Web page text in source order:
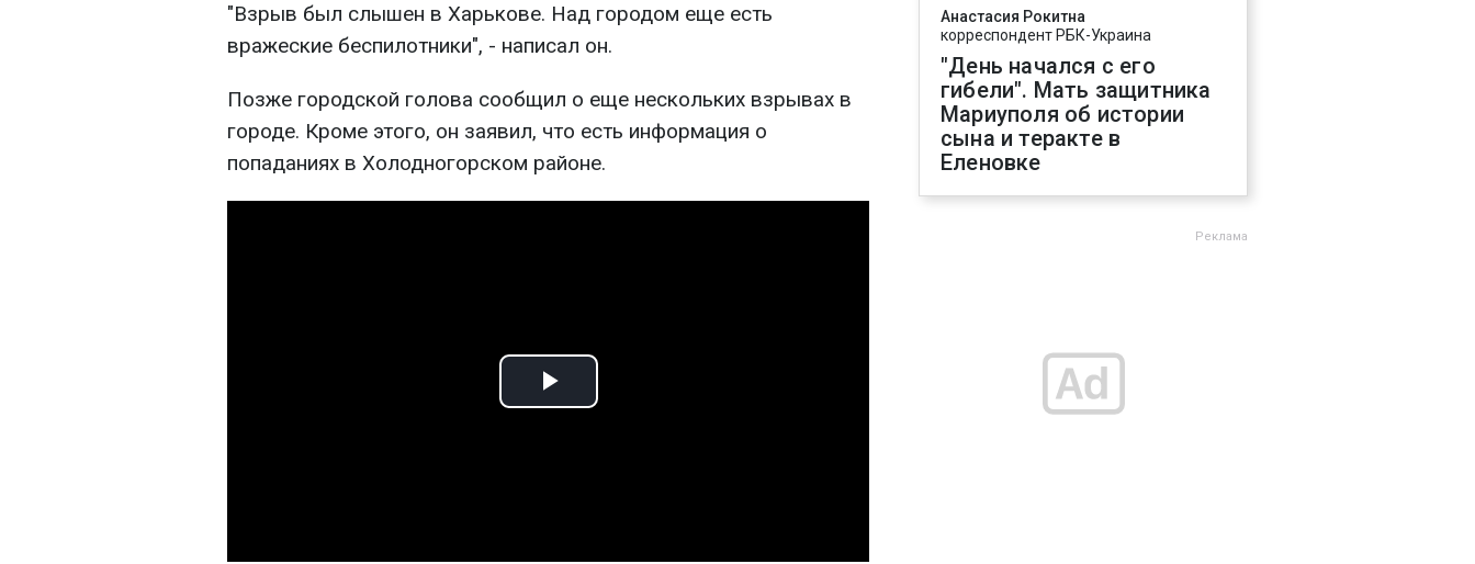
"Взрыв был слышен в Харькове. Над городом еще есть
вражеские беспилотники", - написал он.
Позже городской голова сообщил о еще нескольких взрывах в
городе. Кроме этого, он заявил, что есть информация о
попаданиях в Холодногорском районе.
Play
Анастасия Рокитна
корреспондент РБК-Украина
"День начался с его
гибели". Мать защитника
Мариуполя об истории
сына и теракте в
Еленовке